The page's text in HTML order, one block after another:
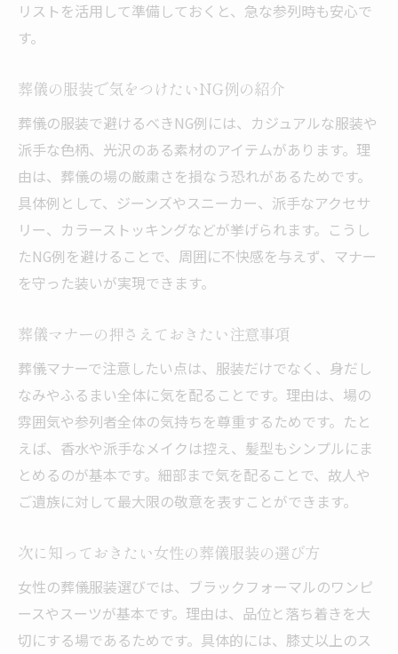
仕事帰りにそのまま参列できる葬儀服装の
お通夜で避けるべきカジュアルな服装につ
いて
親族として恥をかかない葬儀の装いとは
葬儀で親族が守るべき服装マナーの要点
葬式における親族女性のストッキング選び
親族男性が注意したいスーツや靴の特徴
親族としてふさわしい装いの具体例
季節ごとに異なる葬儀服装のポイントへ
季節ごとに変わる葬儀服装のポイントを整理
季節別に押さえたい葬儀の服装マナー解説
葬儀の場で快適に過ごす服装素材と着こな
し
季節ごとの靴やアクセサリーの選択ポイン
ト
リストを活用して準備しておくと、急な参列時も安心で
す。
葬儀の服装で気をつけたいNG例の紹介
葬儀の服装で避けるべきNG例には、カジュアルな服装や
派手な色柄、光沢のある素材のアイテムがあります。理
由は、葬儀の場の厳粛さを損なう恐れがあるためです。
具体例として、ジーンズやスニーカー、派手なアクセサ
リー、カラーストッキングなどが挙げられます。こうし
たNG例を避けることで、周囲に不快感を与えず、マナー
を守った装いが実現できます。
葬儀マナーの押さえておきたい注意事項
葬儀マナーで注意したい点は、服装だけでなく、身だし
なみやふるまい全体に気を配ることです。理由は、場の
雰囲気や参列者全体の気持ちを尊重するためです。たと
えば、香水や派手なメイクは控え、髪型もシンプルにま
とめるのが基本です。細部まで気を配ることで、故人や
ご遺族に対して最大限の敬意を表すことができます。
次に知っておきたい女性の葬儀服装の選び方
女性の葬儀服装選びでは、ブラックフォーマルのワンピ
ースやスーツが基本です。理由は、品位と落ち着きを大
切にする場であるためです。具体的には、膝丈以上のス